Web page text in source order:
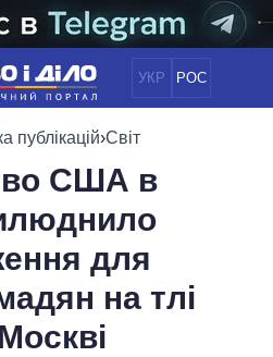
УКР РОС
ПОЛІТИКА
ЕКОНОМІКА
СУСПІЛЬСТВО
ВІДЕО
публікацій›Світ
США в
для
на тлі